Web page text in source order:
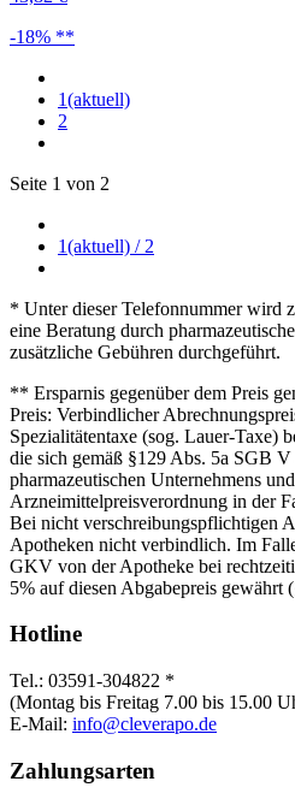
-18% **
1(aktuell)
2
Seite 1 von 2
1(aktuell) / 2
* Unter dieser Telefonnummer wird
eine Beratung durch
zusätzliche Gebühren durchgeführt.
** Ersparnis gegenüber dem Preis
Preis: Verbindlicher
Spezialitätentaxe (sog. Lauer-Taxe)
die sich gemäß §129 Abs. 5a SGB V
pharmazeutischen Unternehmens
Arzneimittelpreisverordnung in der
Bei nicht verschreibungspflichtigen
Apotheken nicht verbindlich. Im
GKV von der Apotheke bei
5% auf diesen Abgabepreis gewährt
Hotline
Tel.: 03591-304822 *
(Montag bis Freitag 7.00 bis 15.00
E-Mail: info@cleverapo.de
Zahlungsarten